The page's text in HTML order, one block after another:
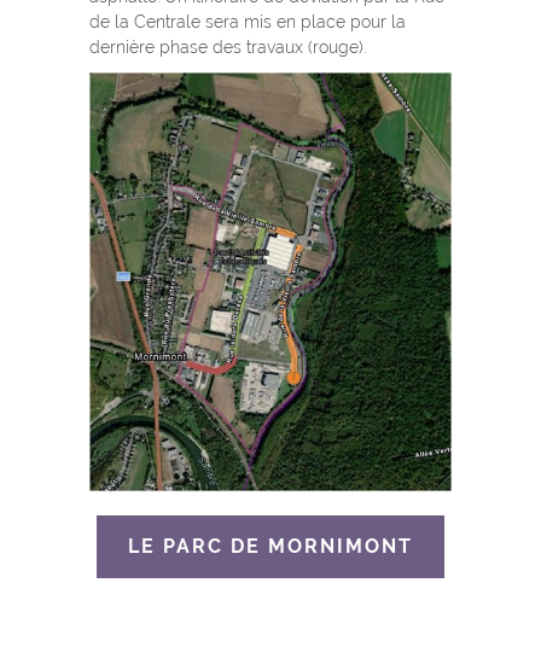
de la Centrale sera mis en place pour la
dernière phase des travaux (rouge).
LE PARC DE MORNIMONT